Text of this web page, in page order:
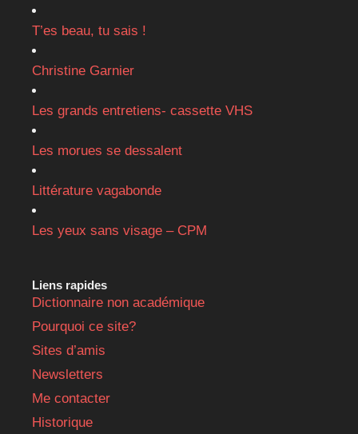
T’es beau, tu sais !
Christine Garnier
Les grands entretiens- cassette VHS
Les morues se dessalent
Littérature vagabonde
Les yeux sans visage – CPM
Liens rapides
Dictionnaire non académique
Pourquoi ce site?
Sites d’amis
Newsletters
Me contacter
Historique